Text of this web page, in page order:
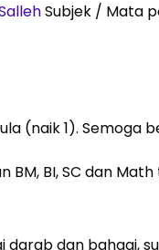
Subjek / Mata
(naik 1). Semoga
BI, SC dan Math
dan bahagi,